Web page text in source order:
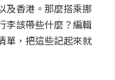
及香港。那麼搭乘挪
李該帶些什麼？編輯
單，把這些記起來就